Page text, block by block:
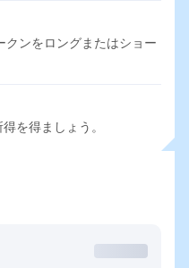
ンをロングまたはショー
を得ましょう。